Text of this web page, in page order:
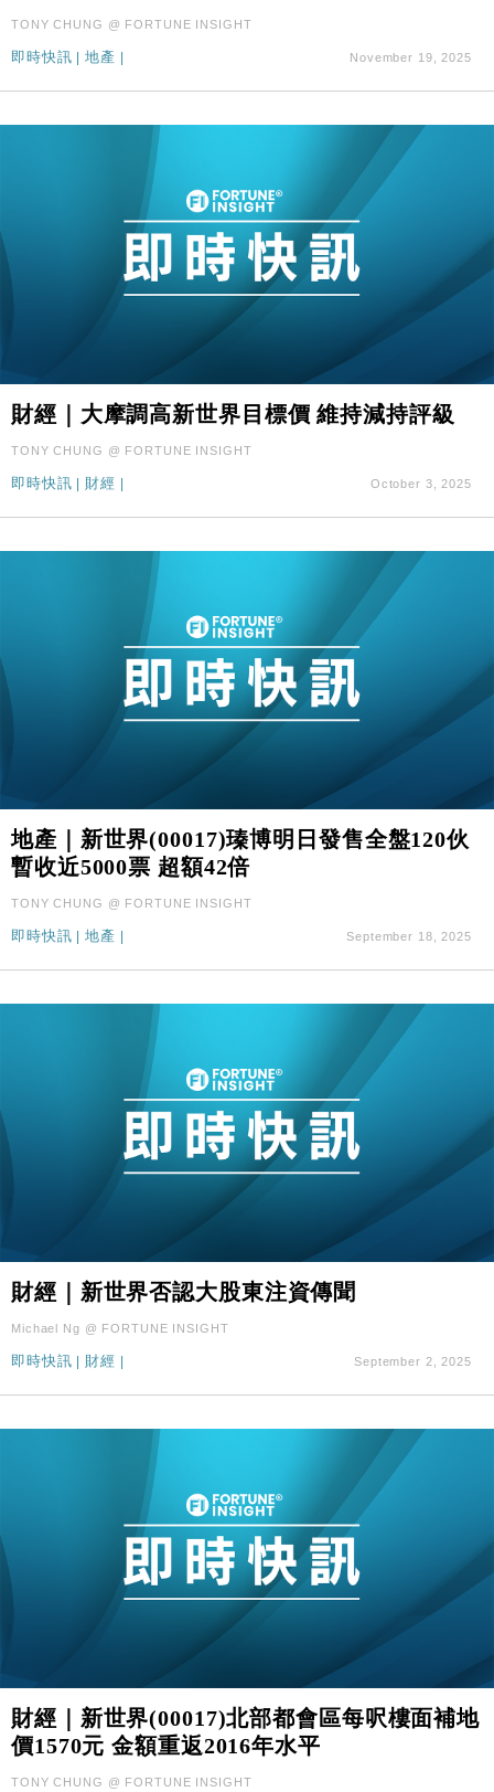
TONY CHUNG @ FORTUNE INSIGHT
即時快訊 |地產 November 19, 2025
財經｜大摩調高新世界目標價 維持減持評級
TONY CHUNG @ FORTUNE INSIGHT
即時快訊 | 財經 | October 3, 2025
地產｜新世界(00017)瑧博明日發售全盤120伙
暫收近5000票 超額42倍
TONY CHUNG @ FORTUNE INSIGHT
即時快訊 |地產 September 18, 2025
財經｜新世界否認大股東注資傳聞
Michael Ng @ FORTUNE INSIGHT
即時快訊 財經 September 2, 2025
財經｜新世界(00017)北部都會區每呎樓面補地
價1570元 金額重返2016年水平
TONY CHUNG @ FORTUNE INSIGHT